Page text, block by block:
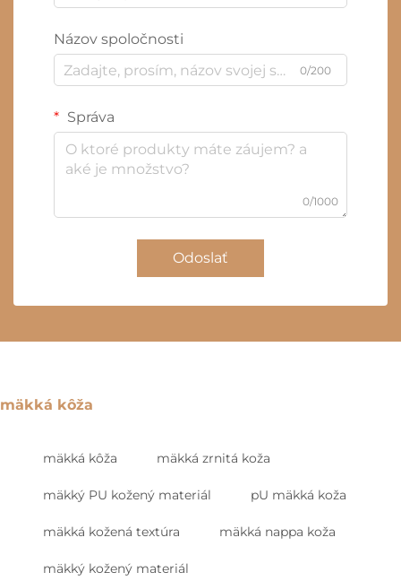
Názov spoločnosti
0/200
Správa
0/1000
Odoslať
mäkká kôža
mäkká kôža mäkká zrnitá koža
mäkký PU kožený materiál pU mäkká koža
mäkká kožená textúra mäkká nappa koža
mäkký kožený materiál